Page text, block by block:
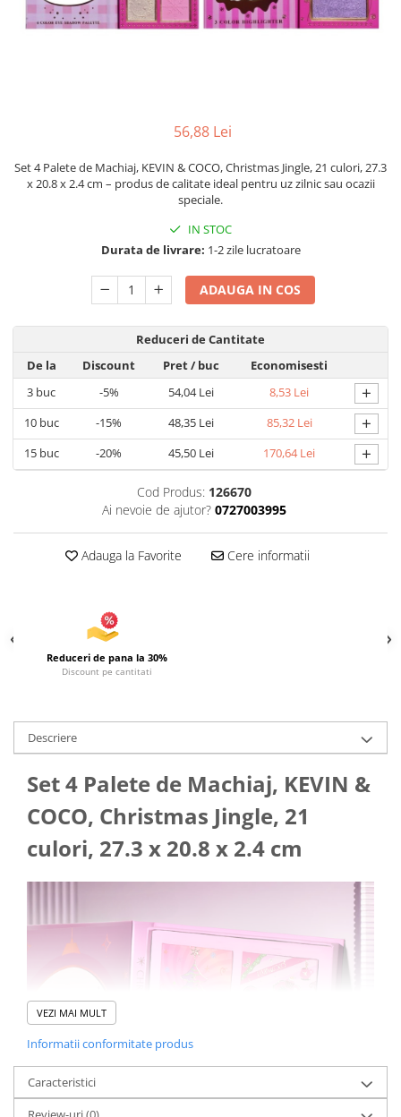
Articole pentru Casa si Curatenie
Perne Voiaj, Paturi si Textile
Produse ingrijire incaltaminte
Radiatoare si Seminee electrice
Tapet 3D Autoadeziv
Umidificatoare
Articole pentru Gradina si Bricolaj
Articole pentru Iluminat
Corpuri de iluminat
Lampi de veghe
Articole si, Echipamente pentru
Transport şi Ridicat
Pelerine, Umbrele si Accesorii
Videoproiectoare
Suporti auto
Accesorii biciclete
Ochelari de Protecţie
Pistoale cu apa
Articole pentru Copii
Articole Diverse copii
Articole diverse pentru copii
Covorase de joaca
Genti, Portofele, Penare
Jucarii pentru copii
Jucarii si Jocuri
Jucarii si Jocuri
Markere si Set Desen
Scaune de masa bebe
Articole Petrecere
56,88 Lei
Set 4 Palete de Machiaj, KEVIN & COCO, Christmas Jingle, 21 culori, 27.3
x 20.8 x 2.4 cm – produs de calitate ideal pentru uz zilnic sau ocazii
speciale.
IN STOC
Durata de livrare: 1-2 zile lucratoare
ADAUGA IN COS
Reduceri de Cantitate
De la
Discount Pret/ buc
Economisesti
3 buc -5% 54,04 Lei 8,53 Lei +
10buc -15% 48,35 Lei 85,32 Lei +
15buc -20% 45,50 Lei 170,64 Lei +
Cod Produs: 126670
Ai nevoie de ajutor? 0727003995
Adauga la Favorite Cere informatii
Reduceri de pana la 30%
Discount pe cantitati
Descriere
Set 4 Palete de Machiaj, KEVIN &
COCO, Christmas Jingle, 21
culori, 27.3 x 20.8 x 2.4 cm
VEZI MAI MULT
Informatii conformitate produs
Caracteristici